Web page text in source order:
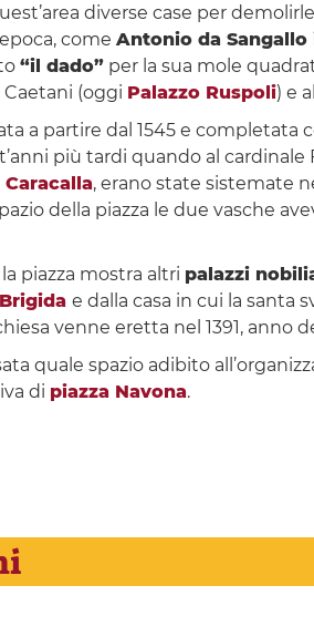
diverse case per
come Antonio da Sangallo
“il dado”per la sua mole
Caetani (oggi Palazzo Ruspoli) e
a partire dal 1545 e completata
più tardi quando al cardinale
Caracalla, erano state sistemate
della piazza le due vasche
piazza mostra altri palazzi
e dalla casa in cui la santa
venne eretta nel 1391,
quale spazio adibito
di piazza Navona.